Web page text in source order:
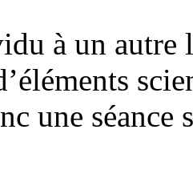
à un autre
une